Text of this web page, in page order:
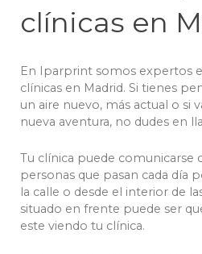
clínicas en
En Iparprint somos expertos
clínicas en Madrid. Si tienes
un aire nuevo, más actual o si
nueva aventura, no dudes en
Tu clínica puede comunicarse
personas que pasan cada día
la calle o desde el interior de
situado en frente puede ser
este viendo tu clínica.